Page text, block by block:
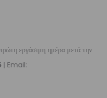
εργάσιμη ημέρα μετά την
| Email: